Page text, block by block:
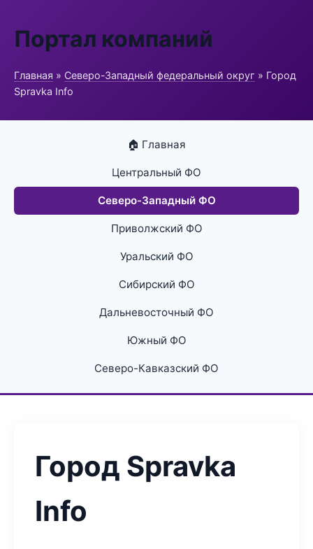
Портал компаний
Главная » Северо-Западный федеральный округ » Город
Spravka Info
🏠 Главная
Центральный ФО
Северо-Западный ФО
Приволжский ФО
Уральский ФО
Сибирский ФО
Дальневосточный ФО
Южный ФО
Северо-Кавказский ФО
Город Spravka
Info